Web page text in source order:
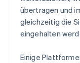
übertragen und
gleichzeitig die
eingehalten
Einige